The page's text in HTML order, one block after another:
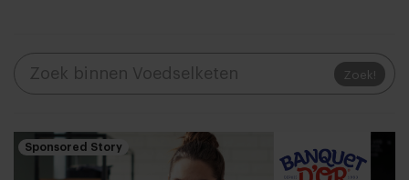
Zoek!
Sponsored Story